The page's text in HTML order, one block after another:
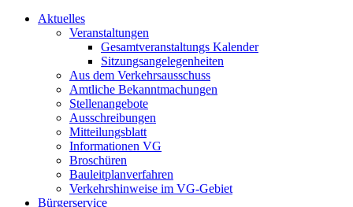
Aktuelles
Veranstaltungen
Gesamtveranstaltungs Kalender
Sitzungsangelegenheiten
Aus dem Verkehrsausschuss
Amtliche Bekanntmachungen
Stellenangebote
Ausschreibungen
Mitteilungsblatt
Informationen VG
Broschüren
Bauleitplanverfahren
Verkehrshinweise im VG-Gebiet
Bürgerservice